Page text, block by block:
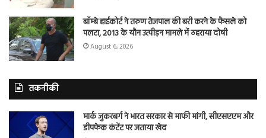
बॉम्बे हाईकोर्ट ने तरुण तेजपाल की बरी करने के फैसले को
पलटा, 2013 के यौन उत्पीड़न मामले में ठहराया दोषी
August 6, 2026
तकनीकी
मार्क जुकरबर्ग ने भारत सरकार से माफी मांगी, सीएसएएम और
डीपफेक कंटेंट पर जताया खेद